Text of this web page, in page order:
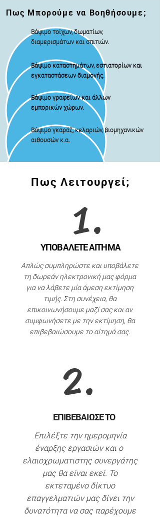
Πως Μπορούμε να Βοηθήσουμε;
Βάψιμο τοίχων, δωματίων,
διαμερισμάτων και σπιτιών.
Βάψιμο καταστημάτων, εστιατορίων και
εγκαταστάσεων διαμονής.
Βάψιμο γραφείων και άλλων
εμπορικών χώρων.
Βάψιμο γκαράζ, κελαριών, βιομηχανικών
αιθουσών κ.α.
Πως Λειτουργεί;
1.
ΥΠΟΒΑΛΕΤΕ ΑΙΤΗΜΑ
Απλώς συμπληρώστε και υποβάλετε
τη δωρεάν ηλεκτρονική μας φόρμα
για να λάβετε μία άμεση εκτίμηση
τιμής. Στη συνέχεια, θα
επικοινωνήσουμε μαζί σας και αν
συμφωνήσετε με την εκτίμηση, θα
επιβεβαιώσουμε το αίτημά σας.
2.
ΕΠΙΒΕΒΑΙΩΣΕ ΤΟ
Επιλέξτε την ημερομηνία
έναρξης εργασιών και ο
ελαιοχρωματιστης συνεργάτης
μας θα είναι εκεί. Το
εκτεταμένο δίκτυο
επαγγελματιών μας δίνει την
δυνατότητα να σας παρέχουμε